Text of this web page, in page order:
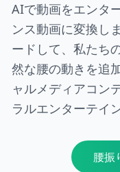
AIで動画をエンタ
ンス動画に変換し
ードして、私たち
然な腰の動きを追
ャルメディアコン
ラルエンターテイ
腰振